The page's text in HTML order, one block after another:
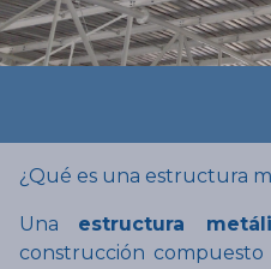
¿Qué es una estructura
Una estructura
construcción